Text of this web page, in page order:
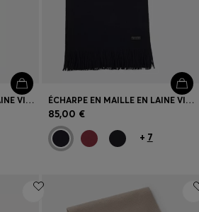
ÉCHARPE EN MAILLE EN LAINE VIERGE AVEC LOGO ÉCHARPE EN MAILLE EN LAINE VIERGE AVEC LOGO
85,00 €
+ 7